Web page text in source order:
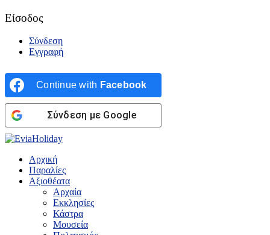
Είσοδος
Σύνδεση
Εγγραφή
Continue with Facebook
Σύνδεση με Google
Αρχική
Παραλίες
Αξιοθέατα
Αρχαία
Εκκλησίες
Κάστρα
Μουσεία